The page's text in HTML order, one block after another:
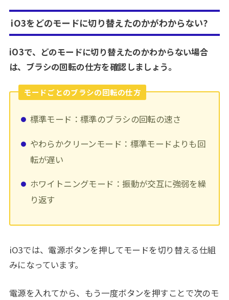
iO3をどのモードに切り替えたのかがわからない?
iO3で、どのモードに切り替えたのかわからない場合
は、ブラシの回転の仕方を確認しましょう。
モードごとのブラシの回転の仕方
標準モード：標準のブラシの回転の速さ
やわらかクリーンモード：標準モードよりも回
転が遅い
ホワイトニングモード：振動が交互に強弱を繰
り返す
iO3では、電源ボタンを押してモードを切り替える仕組
みになっています。
電源を入れてから、もう一度ボタンを押すことで次のモ